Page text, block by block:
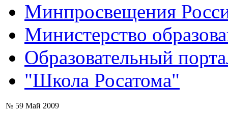
Минпросвещения
Министерство
Образовательный
"Школа Росатома"
№ 59 Май 2009